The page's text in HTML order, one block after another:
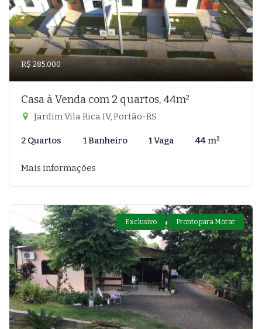
R$ 285.000
Casa à Venda com 2 quartos, 44m²
Jardim Vila Rica IV, Portão-RS
2 Quartos 1 Banheiro 1 Vaga 44 m²
Mais informações
Exclusivo Pronto para Morar